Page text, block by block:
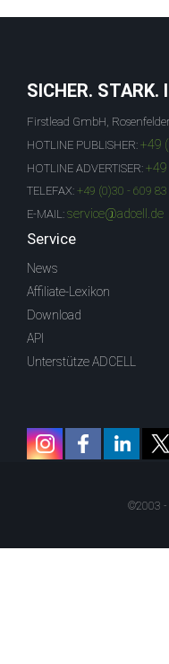
SICHER. STARK.
Firstlead GmbH,
HOTLINE PUBLISHER: +49
HOTLINE ADVERTISER: +49
TELEFAX: +49 (0)30 - 609
E-MAIL: service@adcell.de
Service
News
Affiliate-Lexikon
Download
API
Unterstütze ADCELL
©2003 -